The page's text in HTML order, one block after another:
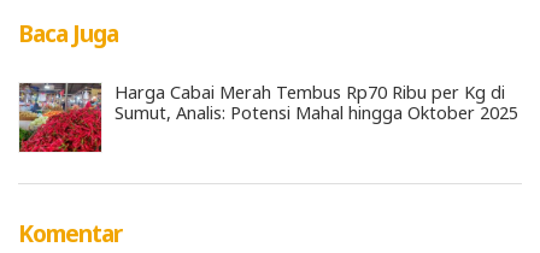
Baca Juga
Harga Cabai Merah Tembus Rp70 Ribu per Kg di
Sumut, Analis: Potensi Mahal hingga Oktober 2025
Komentar